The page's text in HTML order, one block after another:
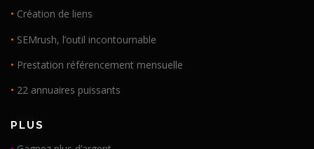
• Création de liens
• SEMrush, l’outil incontournable
• Prestation référencement mensuelle
• 22 annuaires puissants
PLUS